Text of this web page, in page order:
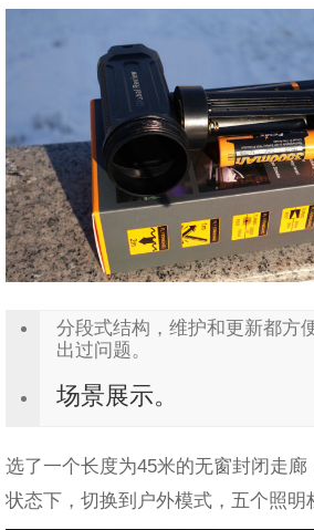
分段式结构，维护和更新都方
出过问题。
场景展示。
选了一个长度为45米的无窗封闭走
状态下，切换到户外模式，五个照明